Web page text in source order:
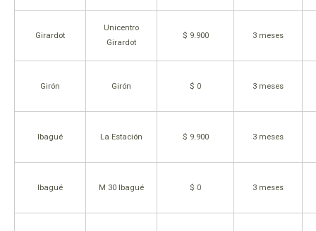
Girardot
Unicentro
Girardot
$ 9.900 3 meses
Girón Girón $ 0 3 meses
Ibagué La Estación $ 9.900 3 meses
Ibagué M 30 Ibagué $ 0 3 meses